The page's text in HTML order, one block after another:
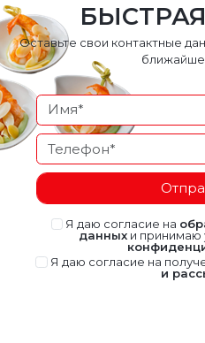
Оставьте свои контактные
Я даю согласие на
данныхи принимаю
Я даю согласие на
и